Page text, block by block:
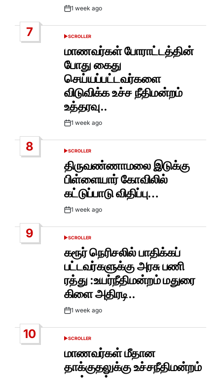
Post1 week ago
7
POSTED
SCROLLER
மாணவர்கள் போராட்டத்தின்
போது கைது
செய்யப்பட்டவர்களை
விடுவிக்க உச்ச நீதிமன்றம்
உத்தரவு..
Post1 week ago
8
POSTED
SCROLLER
திருவண்ணாமலை இடுக்கு
பிள்ளையார் கோவிலில்
கட்டுப்பாடு விதிப்பு…
Post1 week ago
9
POSTED
SCROLLER
கரூர் நெரிசலில் பாதிக்கப்
பட்டவர்களுக்கு அரசு பணி
ரத்து :உயர்நீதிமன்றம் மதுரை
கிளை அதிரடி..
Post1 week ago
10
POSTED
SCROLLER
மாணவர்கள் மீதான
தாக்குதலுக்கு உச்சநீதிமன்றம்